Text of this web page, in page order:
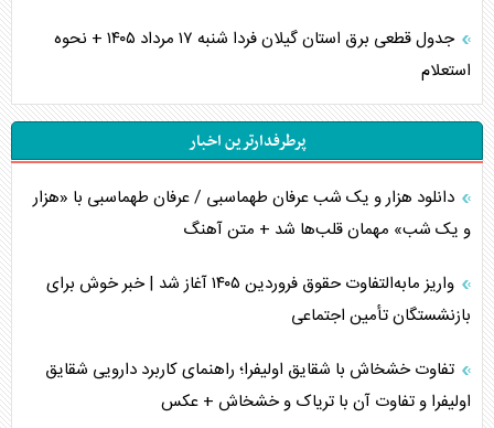
جدول قطعی برق استان گیلان فردا شنبه ۱۷ مرداد ۱۴۰۵ + نحوه
استعلام
پرطرفدارترین اخبار
دانلود هزار و یک شب عرفان طهماسبی / عرفان طهماسبی با «هزار
و یک شب» مهمان قلب‌ها شد + متن آهنگ
واریز مابه‌التفاوت حقوق فروردین ۱۴۰۵ آغاز شد | خبر خوش برای
بازنشستگان تأمین اجتماعی
تفاوت خشخاش با شقایق اولیفرا؛ راهنمای کاربرد دارویی شقایق
اولیفرا و تفاوت آن با تریاک و خشخاش + عکس